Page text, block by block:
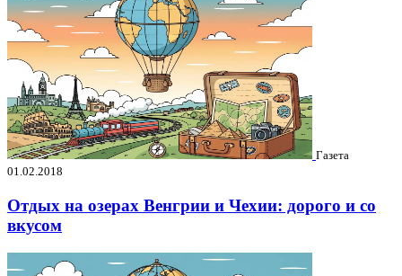
Газета
01.02.2018
Отдых на озерах Венгрии и Чехии: дорого и со
вкусом